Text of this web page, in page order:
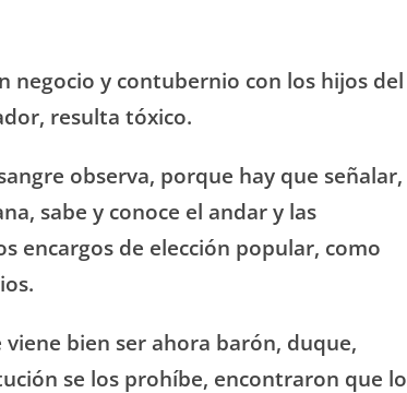
negocio y contubernio con los hijos del
resulta tóxico.
observa, porque hay que señalar,
sabe y conoce el andar y las
encargos de elección popular, como
bien ser ahora barón, duque,
se los prohíbe, encontraron que lo